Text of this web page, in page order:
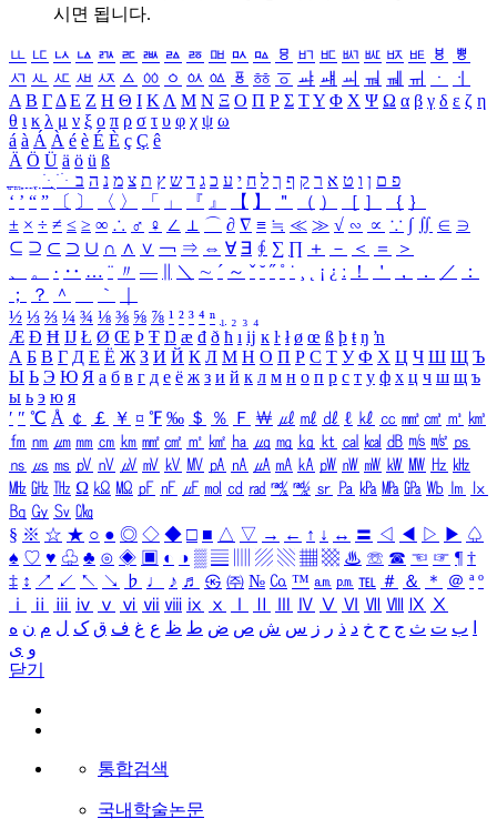
시면 됩니다.
ㅥ ㅦ ㅧ ㅨ ㅩ ㅪ ㅫ ㅬ ㅭ ㅮ ㅯ ㅰ ㅱ ㅲ ㅳ ㅴ ㅵ ㅶ ㅷ ㅸ
ㅹ
ㅺ ㅻ ㅼ ㅽ ㅾ ㅿ ㆀ ㆁ ㆂ ㆃ ㆄ ㆅ ㆆ ㆇ ㆈ ㆉ ㆊ ㆋ ㆌ ㆍ
ㆎ
Α Β ΓΔ Ε Ζ Η Θ Ι ΚΛ Μ Ν Ξ Ο Π Ρ Σ ΤΥ Φ Χ Ψ Ω α β γ δ ε ζ η
θ ι κ λ μ ν ξ ο π ρ σ τ υ φ χ ψ ω
á à Á À é è É È ç Ç ê
Ä Ö Ü ä ö ü ß
ִֶֹ ֻּ ׁׂ פ ם ן ו ט א ר ק ף ך ל ח י ע כ ג ד ש ץ ת צ מ נ ה ב
‘ ’ “ ” 〔 〕 〈 〉 「 」 『 』 【 】 ＂ （ ） ［ ］ ｛ ｝
± × ÷ ≠ ≤ ≥ ∞ ∴ ♂ ♀ ∠ ⊥ ⌒ ∂ ∇ ≡ ≒ ≪ ≫ √ ∽ ∝ ∵ ∫ ∬ ∈ ∋
⊆ ⊇ ⊂ ⊃ ∪ ∩ ∧ ∨ ￢ ⇒ ⇔ ∀ ∃ ∮ ∑ ∏ ＋ － ＜ ＝
＞
、
。 · ‥ … ¨ 〃 ― ＼ ∼ ´ ～ ˇ ˘ ˝ ˚ ˙ ¸ ¡ ¿ ː ！ ＇ ， ． ／
：
；
？ ＾ ｀
½ ⅓ ⅔ ¼ ¾ ⅛ ⅜ ⅝ ⅞ ¹ ² ³ ⁴ ⁿ ₁ ₂ ₃ ₄
Æ Ð Ħ Ĳ Ł Ø Œ Þ Ŧ Ŋ æ đ ð ħ ı ĳ ĸ ŀ ł ø œ ß þ ŧ ŋ ŉ
А Б В Г Д Е Ё Ж З И Й К Л М Н О П Р С Т У Ф Х Ц Ч Ш Щ Ъ
Ы Ь Э Ю Я а б в г д е ё ж з и й к л м н о п р с т у ф х ц ч ш щ ъ
ы ь э ю я
′ ″ ℃ Å ￠ ￡ ￥ ¤ ℉ ‰ ＄ ％ Ｆ ￦ ㎕ ㎖ ㎗ ℓ ㎘ ㏄ ㎣ ㎤ ㎥ ㎦
㎙ ㎚ ㎛ ㎜ ㎝ ㎞ ㎟ ㎠ ㎡ ㎢ ㏊ ㎍ ㎎ ㎏ ㏏ ㎈ ㎉ ㏈ ㎧ ㎨ ㎰
㎱ ㎲ ㎳ ㎴ ㎵ ㎶ ㎷ ㎸ ㎹ ㎀ ㎁ ㎂ ㎃ ㎄ ㎺ ㎻ ㎽ ㎾ ㎿ ㎐ ㎑
㎒ ㎓ ㎔ Ω ㏀ ㏁ ㎊ ㎋ ㎌ ㏖ ㏅ ㎭ ㎮ ㎯ ㏛ ㎩ ㎪ ㎫ ㎬ ㏝ ㏐
㏓
㏃ ㏉ ㏜ ㏆
§ ※ ☆ ★ ○ ● ◎ ◇ ◆ □ ■ △ ▽ → ← ↑ ↓ ↔ 〓 ◁ ◀ ▷ ▶ ♤
♠ ♡ ♥ ♧ ♣ ⊙ ◈ ▣ ◐ ◑ ▒ ▤ ▨ ▧ ▦ ▩ ♨ ☏ ☎ ☜ ☞ ¶ †
‡ ↕ ↗ ↙ ↖ ↘ ♭ ♩ ♪ ♬ ㉿ ㈜ № ㏇ ™ ㏂ ㏘ ℡ ＃ ＆ ＊ ＠ ª º
ⅰ
ⅱ ⅲ ⅳ ⅴ ⅵ ⅶ ⅷ ⅸ ⅹ Ⅳ Ⅴ Ⅵ Ⅶ Ⅷ Ⅸ Ⅹ
ب ت ث ج ح خ د ذ ر ز س ش ص ض ط ظ ع غ ف ق ک ل م ن ه
و ی
닫기
통합검색
국내학술논문